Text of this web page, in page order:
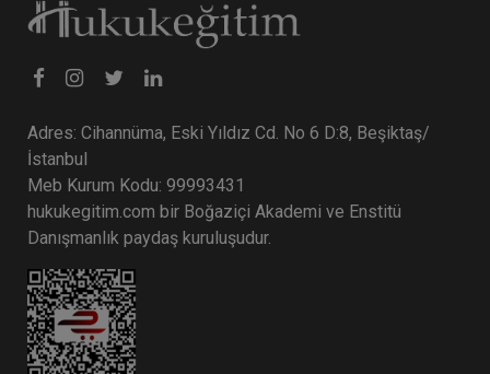
Adres: Cihannüma, Eski Yıldız Cd. No 6 D:8, Beşiktaş/
İstanbul
Meb Kurum Kodu: 99993431
hukukegitim.com bir Boğaziçi Akademi ve Enstitü
Danışmanlık paydaş kuruluşudur.